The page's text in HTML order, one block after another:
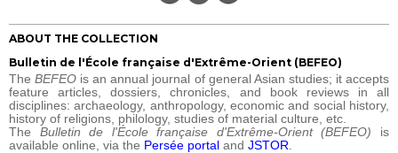
ABOUT THE COLLECTION
Bulletin de l'École française d'Extrême-Orient (BEFEO)
TheBEFEO is an annual journal of general Asian studies; it accepts
feature articles, dossiers, chronicles, and book reviews in all
disciplines: archaeology, anthropology, economic and social history,
history of religions, philology, studies of material culture, etc.
The Bulletin de l'École française d'Extrême-Orient (BEFEO) is
available online, via the Persée portal and JSTOR